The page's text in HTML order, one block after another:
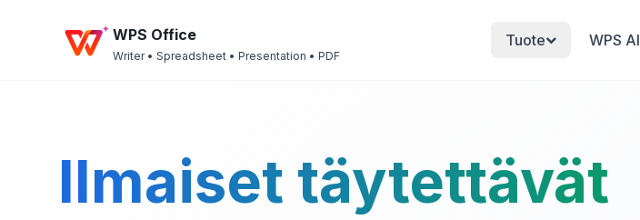
WPS Office
Writer • Spreadsheet • Presentation • PDF
Tuote WPS AI
Ilmaiset täytettävät